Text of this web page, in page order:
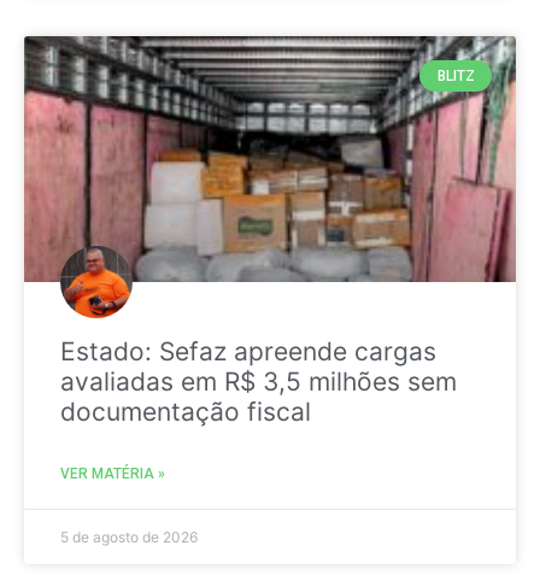
BLITZ
Estado: Sefaz apreende cargas
avaliadas em R$ 3,5 milhões sem
documentação fiscal
VER MATÉRIA »
5 de agosto de 2026